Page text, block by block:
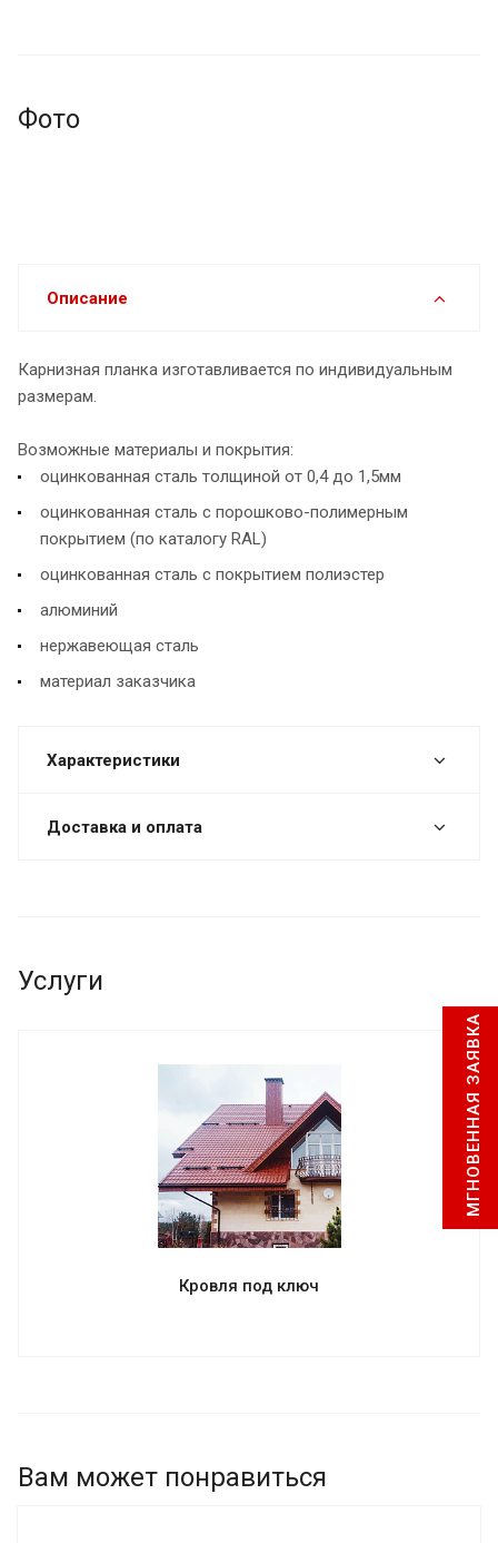
Фото
Описание
Карнизная планка изготавливается по индивидуальным
размерам.
Возможные материалы и покрытия:
оцинкованная сталь толщиной от 0,4 до 1,5мм
оцинкованная сталь с порошково-полимерным
покрытием (по каталогу RAL)
оцинкованная сталь с покрытием полиэстер
алюминий
нержавеющая сталь
материал заказчика
Характеристики
Доставка и оплата
Услуги
Кровля под ключ
Вам может понравиться
МГНОВЕННАЯ ЗАЯВКА